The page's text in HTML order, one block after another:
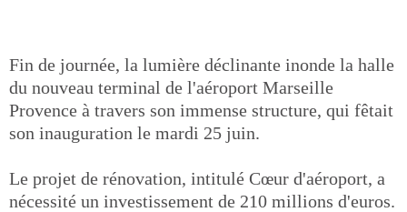
Fin de journée, la lumière déclinante inonde la halle
du nouveau terminal de l'aéroport Marseille
Provence à travers son immense structure, qui fêtait
son inauguration le mardi 25 juin.
Le projet de rénovation, intitulé Cœur d'aéroport, a
nécessité un investissement de 210 millions d'euros.